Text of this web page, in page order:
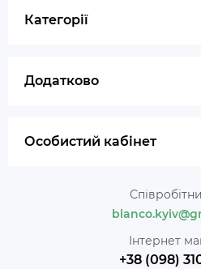
Категорії
Додатково
Особистий кабінет
Інтернет
+38 (098)